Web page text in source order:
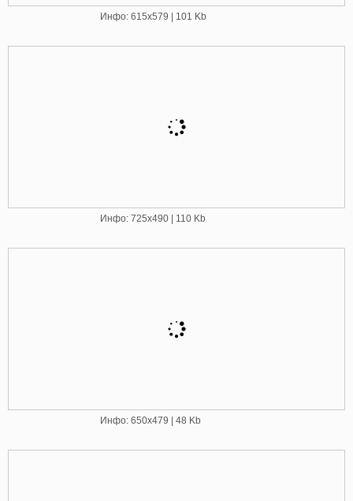
Инфо: 615х579 | 101 Kb
Инфо: 725х490 | 110 Kb
Инфо: 650х479 | 48 Kb